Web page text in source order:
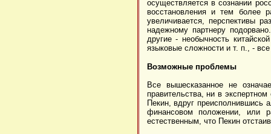
осуществляется в сознании
восстановления и тем более
увеличивается, перспективы
надежному партнеру
другие - необычность
языковые сложности и т. п., -
Возможные проблемы
Все вышесказанное не
правительства, ни в
Пекин, вдруг преисполнившись
финансовом положении, или
естественным, что Пекин